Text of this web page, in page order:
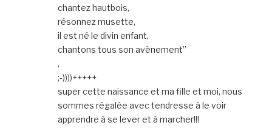
chantez hautbois,
résonnez musette,
il est né le divin enfant,
chantons tous son avènement”
,
;-))))+++++
super cette naissance et ma fille et moi, nous
sommes régalée avec tendresse à le voir
apprendre à se lever et à marcher!!!